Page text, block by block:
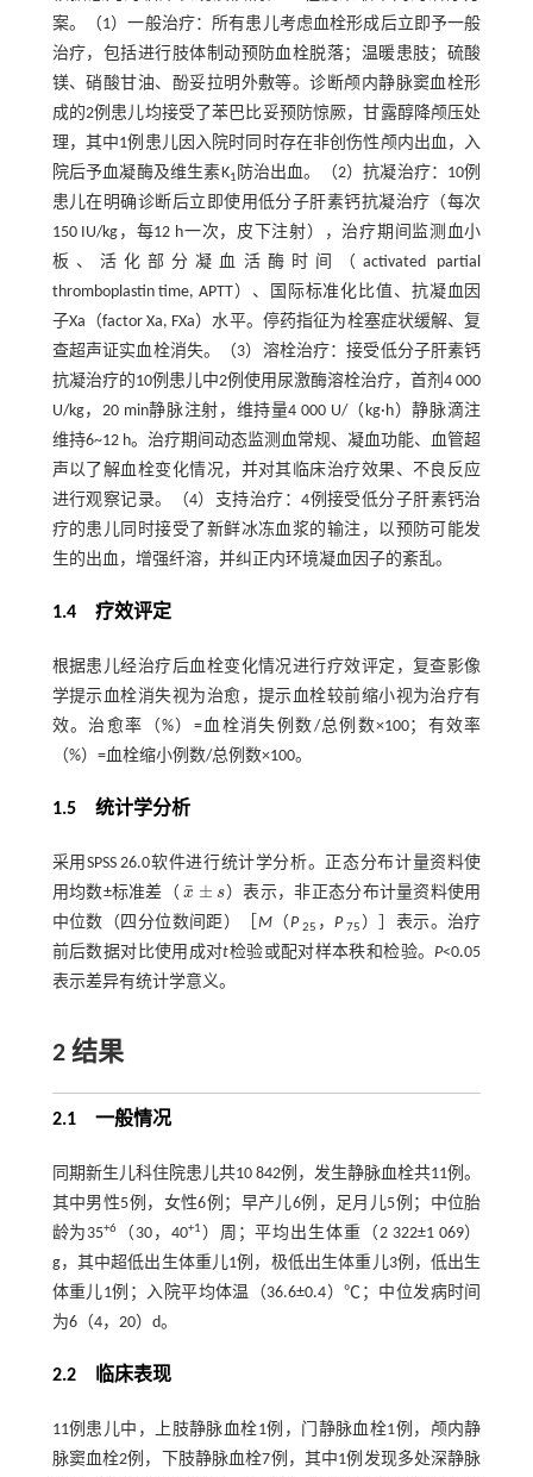
案。（1）一般治疗：所有患儿考虑血栓形成后立即予一般
治疗，包括进行肢体制动预防血栓脱落；温暖患肢；硫酸
镁、硝酸甘油、酚妥拉明外敷等。诊断颅内静脉窦血栓形
成的2例患儿均接受了苯巴比妥预防惊厥，甘露醇降颅压处
理，其中1例患儿因入院时同时存在非创伤性颅内出血，入
院后予血凝酶及维生素K1 防治出血。（2）抗凝治疗：10例
患儿在明确诊断后立即使用低分子肝素钙抗凝治疗（每次
150 IU/kg，每12 h一次，皮下注射），治疗期间监测血小
板、活化部分凝血活酶时间（activated partial
thromboplastin time, APTT）、国际标准化比值、抗凝血因
子Xa（factor Xa, FXa）水平。停药指征为栓塞症状缓解、复
查超声证实血栓消失。（3）溶栓治疗：接受低分子肝素钙
抗凝治疗的10例患儿中2例使用尿激酶溶栓治疗，首剂4 000
U/kg，20 min静脉注射，维持量4 000 U/（kg·h）静脉滴注
维持6~12 h。治疗期间动态监测血常规、凝血功能、血管超
声以了解血栓变化情况，并对其临床治疗效果、不良反应
进行观察记录。（4）支持治疗：4例接受低分子肝素钙治
疗的患儿同时接受了新鲜冰冻血浆的输注，以预防可能发
生的出血，增强纤溶，并纠正内环境凝血因子的紊乱。
1.4 疗效评定
根据患儿经治疗后血栓变化情况进行疗效评定，复查影像
学提示血栓消失视为治愈，提示血栓较前缩小视为治疗有
效。治愈率（%）=血栓消失例数/总例数×100；有效率
（%）=血栓缩小例数/总例数×100。
1.5 统计学分析
采用SPSS 26.0软件进行统计学分析。正态分布计量资料使
用均数±标准差（ x
¯ ± s
x¯ ±s
）表示，非正态分布计量资料使用
中位数（四分位数间距）［ M（ P 25 ， P 75 ）］表示。治疗
前后数据对比使用成对t检验或配对样本秩和检验。P<0.05
表示差异有统计学意义。
2 结果
2.1 一般情况
同期新生儿科住院患儿共10 842例，发生静脉血栓共11例。
其中男性5例，女性6例；早产儿6例，足月儿5例；中位胎
龄为35+6 （30，40+1 ）周；平均出生体重（2 322±1 069）
g，其中超低出生体重儿1例，极低出生体重儿3例，低出生
体重儿1例；入院平均体温（36.6±0.4）℃；中位发病时间
为6（4，20）d。
2.2 临床表现
11例患儿中，上肢静脉血栓1例，门静脉血栓1例，颅内静
脉窦血栓2例，下肢静脉血栓7例，其中1例发现多处深静脉